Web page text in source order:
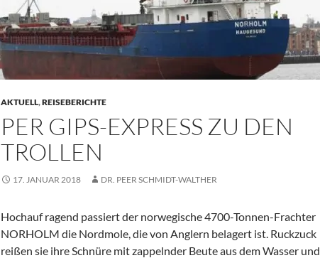
AKTUELL,REISEBERICHTE
PER GIPS-EXPRESS ZU DEN
TROLLEN
17. JANUAR 2018 DR. PEER SCHMIDT-WALTHER
Hochauf ragend passiert der norwegische 4700-Tonnen-Frachter
NORHOLM die Nordmole, die von Anglern belagert ist. Ruckzuck
reißen sie ihre Schnüre mit zappelnder Beute aus dem Wasser und